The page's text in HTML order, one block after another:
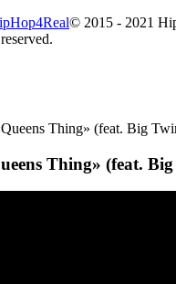
Thing» (feat. Big
Thing» (feat.
© 2015 - 2021